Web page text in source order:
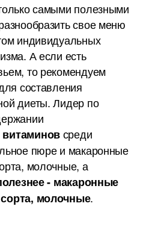
самыми полезными
свое меню
индивидуальных
А если есть
то рекомендуем
составления
диеты. Лидер по
среди
пюре и макаронные
молочные, а
- макаронные
молочные.